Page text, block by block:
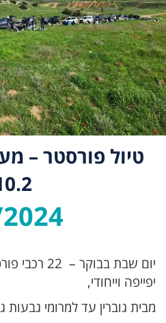
טיול פורסטר –
יום שבת
יפייפה וייחודי,
מבית גוברין עד למרומי גבעות